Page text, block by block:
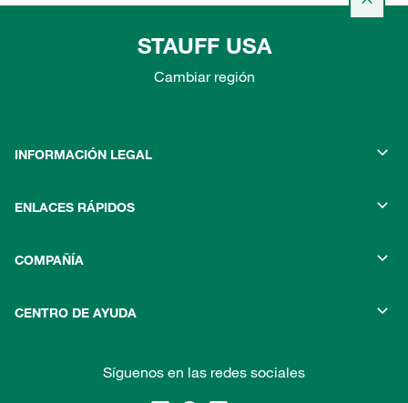
STAUFF USA
Cambiar región
INFORMACIÓN LEGAL
ENLACES RÁPIDOS
COMPAÑÍA
CENTRO DE AYUDA
Síguenos en las redes sociales